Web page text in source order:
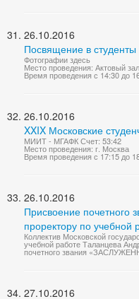
26.10.2016
Посвящение в
Фотографии здесь
Место проведения: Актовый
Время проведения с 14:30 до
26.10.2016
XXIX Московские
МИИТ - МГАФК Счет: 53:42
Место проведения: г. Москва
Время проведения с 17:15 до
26.10.2016
Присвоение почетного
проректору по
Коллектив Московской
учебной работе Таланцева
почетного звания
27.10.2016